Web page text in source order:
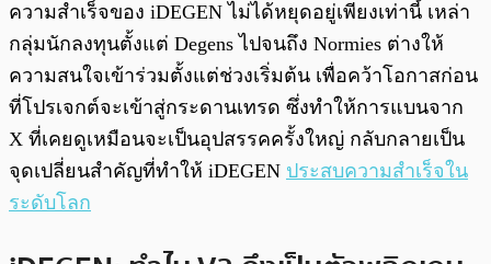
ความสำเร็จของ iDEGEN ไม่ได้หยุดอยู่เพียงเท่านี้ เหล่า
กลุ่มนักลงทุนตั้งแต่ Degens ไปจนถึง Normies ต่างให้
ความสนใจเข้าร่วมตั้งแต่ช่วงเริ่มต้น เพื่อคว้าโอกาสก่อน
ที่โปรเจกต์จะเข้าสู่กระดานเทรด ซึ่งทำให้การแบนจาก
X ที่เคยดูเหมือนจะเป็นอุปสรรคครั้งใหญ่ กลับกลายเป็น
จุดเปลี่ยนสำคัญที่ทำให้ iDEGEN ประสบความสำเร็จใน
ระดับโลก